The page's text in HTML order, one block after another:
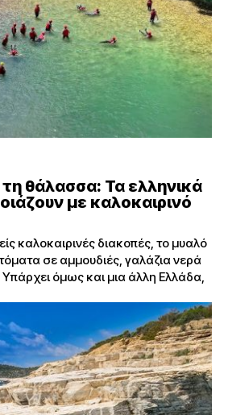
τη θάλασσα: Τα ελληνικά
με καλοκαιρινό
καλοκαιρινές διακοπές, το μυαλό
σε αμμουδιές, γαλάζια νερά
Υπάρχει όμως και μια άλλη Ελλάδα,